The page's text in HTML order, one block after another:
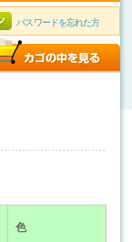
パスワードを忘れた方
色